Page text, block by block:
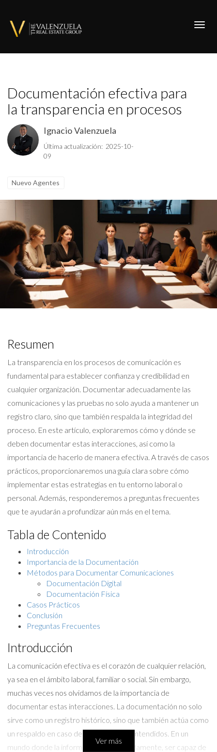
Documentación efectiva para
la transparencia en procesos
Ignacio Valenzuela
Última actualización: 2025-10-
09
Nuevo Agentes
Resumen
La transparencia en los procesos de comunicación es
fundamental para establecer confianza y credibilidad en
cualquier organización. Documentar adecuadamente las
comunicaciones y las pruebas no solo ayuda a mantener un
registro claro, sino que también respalda la integridad del
proceso. En este artículo, exploraremos cómo y dónde se
deben documentar estas interacciones, así como la
importancia de hacerlo de manera efectiva. A través de casos
prácticos, proporcionaremos una guía clara sobre cómo
implementar estas estrategias en tu entorno laboral o
personal. Además, responderemos a preguntas frecuentes
que te ayudarán a profundizar aún más en el tema.
Tabla de Contenido
Introducción
Importancia de la Documentación
Métodos para Documentar Comunicaciones
Documentación Digital
Documentación Física
Casos Prácticos
Conclusión
Preguntas Frecuentes
Introducción
La comunicación efectiva es el corazón de cualquier relación,
ya sea en el ámbito laboral, familiar o social. Sin embargo,
muchas veces nos olvidamos de la importancia de
documentar estas interacciones. La documentación no solo
sirve como un registro histórico, sino que también actúa como
un respaldo en caso de disputas o malentendidos. En un
mundo donde la información fluye rápidamente, ser capaz de
Ver más